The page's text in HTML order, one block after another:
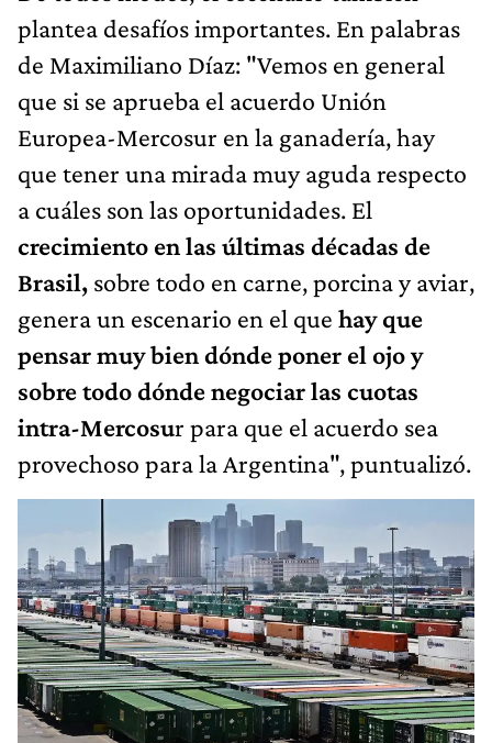
plantea desafíos importantes. En palabras
de Maximiliano Díaz: "Vemos en general
que si se aprueba el acuerdo Unión
Europea-Mercosur en la ganadería, hay
que tener una mirada muy aguda respecto
a cuáles son las oportunidades. El
crecimiento en las últimas décadas de
Brasil, sobre todo en carne, porcina y aviar,
genera un escenario en el que hay que
pensar muy bien dónde poner el ojo y
sobre todo dónde negociar las cuotas
intra-Mercosur para que el acuerdo sea
provechoso para la Argentina", puntualizó.